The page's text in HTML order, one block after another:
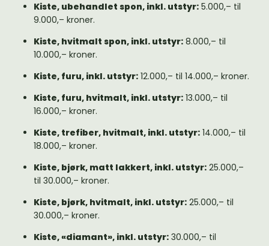
Kiste, ubehandlet spon, inkl. utstyr: 5.000,– til
9.000,– kroner.
Kiste, hvitmalt spon, inkl. utstyr: 8.000,– til
10.000,– kroner.
Kiste, furu, inkl. utstyr: 12.000,– til 14.000,– kroner.
Kiste, furu, hvitmalt, inkl. utstyr: 13.000,– til
16.000,– kroner.
Kiste, trefiber, hvitmalt, inkl. utstyr: 14.000,– til
18.000,– kroner.
Kiste, bjørk, matt lakkert, inkl. utstyr: 25.000,–
til 30.000,– kroner.
Kiste, bjørk, hvitmalt, inkl. utstyr: 25.000,– til
30.000,– kroner.
Kiste, «diamant», inkl. utstyr: 30.000,– til